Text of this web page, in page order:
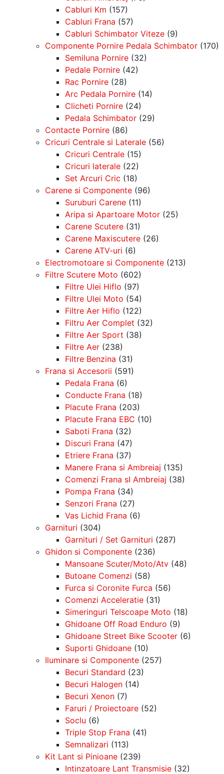
Cabluri Km (157)
Cabluri Frana (57)
Cabluri Schimbator Viteze (9)
Componente Pornire Pedala Schimbator (170)
Semiluna Pornire (32)
Pedale Pornire (42)
Rac Pornire (28)
Arc Pedala Pornire (14)
Clicheti Pornire (24)
Pedala Schimbator (29)
Contacte Pornire (86)
Cricuri Centrale si Laterale (56)
Cricuri Centrale (15)
Cricuri laterale (22)
Set Arcuri Cric (18)
Carene si Componente (96)
Suruburi Carene (11)
Aripa si Apartoare Motor (25)
Carene Scutere (31)
Carene Maxiscutere (26)
Carene ATV-uri (6)
Electromotoare si Componente (213)
Filtre Scutere Moto (602)
Filtre Ulei Hiflo (97)
Filtre Ulei Moto (54)
Filtre Aer Hiflo (122)
Filtru Aer Complet (32)
Filtre Aer Sport (38)
Filtre Aer (238)
Filtre Benzina (31)
Frana si Accesorii (591)
Pedala Frana (6)
Conducte Frana (18)
Placute Frana (203)
Placute Frana EBC (10)
Saboti Frana (32)
Discuri Frana (47)
Etriere Frana (37)
Manere Frana si Ambreiaj (135)
Comenzi Frana sI Ambreiaj (38)
Pompa Frana (34)
Senzori Frana (27)
Vas Lichid Frana (6)
Garnituri (304)
Garnituri / Set Garnituri (287)
Ghidon si Componente (236)
Mansoane Scuter/Moto/Atv (48)
Butoane Comenzi (58)
Furca si Coronite Furca (56)
Comenzi Acceleratie (31)
Simeringuri Telscoape Moto (18)
Ghidoane Off Road Enduro (9)
Ghidoane Street Bike Scooter (6)
Suporti Ghidoane (10)
Iluminare si Componente (257)
Becuri Standard (23)
Becuri Halogen (14)
Becuri Xenon (7)
Faruri / Proiectoare (52)
Soclu (6)
Triple Stop Frana (41)
Semnalizari (113)
Kit Lant si Pinioane (239)
Intinzatoare Lant Transmisie (32)